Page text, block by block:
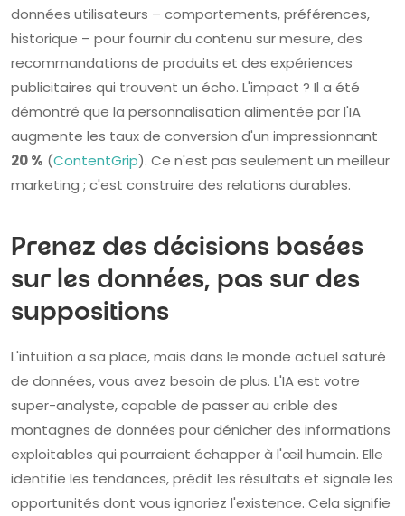
données utilisateurs – comportements, préférences,
historique – pour fournir du contenu sur mesure, des
recommandations de produits et des expériences
publicitaires qui trouvent un écho. L'impact ? Il a été
démontré que la personnalisation alimentée par l'IA
augmente les taux de conversion d'un impressionnant
20 % (ContentGrip). Ce n'est pas seulement un meilleur
marketing ; c'est construire des relations durables.
Prenez des décisions basées
sur les données, pas sur des
suppositions
L'intuition a sa place, mais dans le monde actuel saturé
de données, vous avez besoin de plus. L'IA est votre
super-analyste, capable de passer au crible des
montagnes de données pour dénicher des informations
exploitables qui pourraient échapper à l'œil humain. Elle
identifie les tendances, prédit les résultats et signale les
opportunités dont vous ignoriez l'existence. Cela signifie